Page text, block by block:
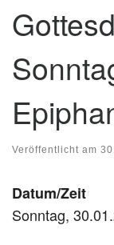
Veröffentlicht am
Datum/Zeit
Sonntag,